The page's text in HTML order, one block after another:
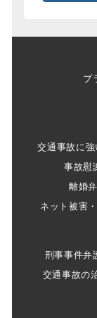
プ
交通事故に
事故慰
離婚
ネット被害
刑事事件弁
交通事故の